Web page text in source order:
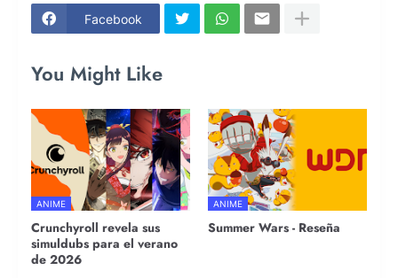
Facebook
You Might Like
ANIME
Crunchyroll revela sus
simuldubs para el verano
de 2026
ANIME
Summer Wars - Reseña